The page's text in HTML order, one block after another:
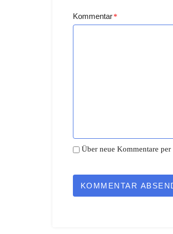
Kommentar*
Über neue Kommentare
KOMMENTAR